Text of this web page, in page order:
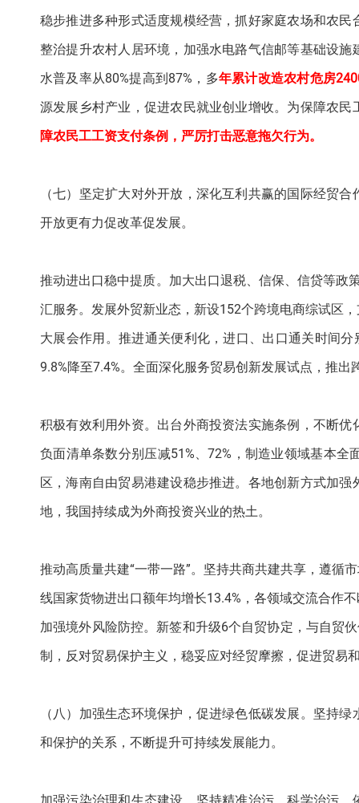
稳步推进多种形式适度规模经营，抓好家庭农场和农
整治提升农村人居环境，加强水电路气信邮等基础设
水普及率从80%提高到87%，多年累计改造农村危房
源发展乡村产业，促进农民就业创业增收。为保障农
障农民工工资支付条例，严厉打击恶意拖欠行为。
（七）坚定扩大对外开放，深化互利共赢的国际经贸
开放更有力促改革促发展。
推动进出口稳中提质。加大出口退税、信保、信贷等政
汇服务。发展外贸新业态，新设152个跨境电商综试区
大展会作用。推进通关便利化，进口、出口通关时间
9.8%降至7.4%。全面深化服务贸易创新发展试点，推
积极有效利用外资。出台外商投资法实施条例，不断
负面清单条数分别压减51%、72%，制造业领域基本
区，海南自由贸易港建设稳步推进。各地创新方式加
地，我国持续成为外商投资兴业的热土。
推动高质量共建“一带一路”。坚持共商共建共享，遵循
线国家货物进出口额年均增长13.4%，各领域交流合作
加强境外风险防控。新签和升级6个自贸协定，与自贸
制，反对贸易保护主义，稳妥应对经贸摩擦，促进贸易
（八）加强生态环境保护，促进绿色低碳发展。坚持
和保护的关系，不断提升可持续发展能力。